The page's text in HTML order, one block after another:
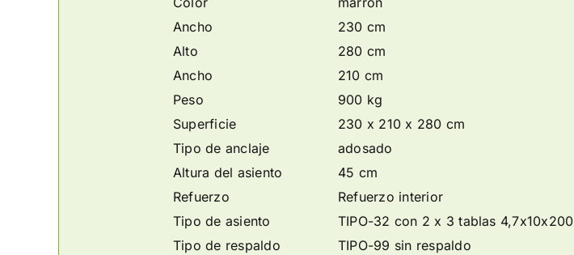
Ancho
230 cm
Alto
280 cm
Ancho
210 cm
Peso
900 kg
Superficie
230 x 210 x 280 cm
Tipo de anclaje
adosado
Altura del asiento
45 cm
Refuerzo
Refuerzo interior
Tipo de asiento
TIPO-32 con 2 x 3 tablas 4,7x10x200
Tipo de respaldo
TIPO-99 sin respaldo